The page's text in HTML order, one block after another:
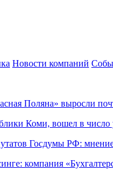
Новости компаний
Поляна» выросли
Коми, вошел в число
Госдумы РФ:
компания